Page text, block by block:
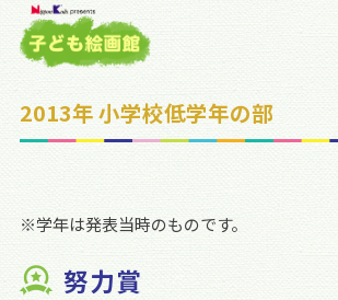
2013年 小学校低学年の部
※学年は発表当時のものです。
努力賞